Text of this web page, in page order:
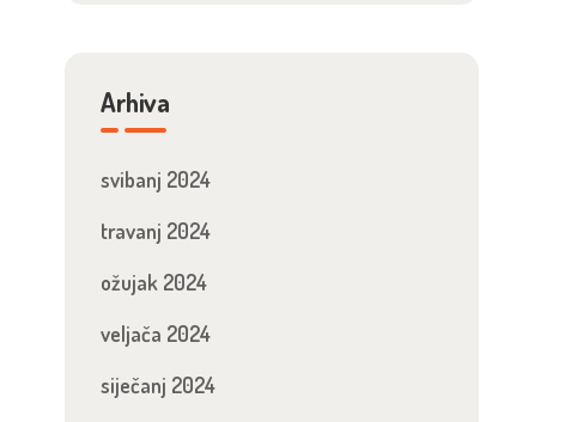
Arhiva
svibanj 2024
travanj 2024
ožujak 2024
veljača 2024
siječanj 2024